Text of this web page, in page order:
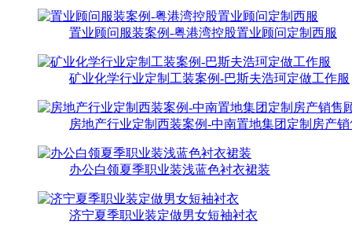
置业顾问服装案例-粤港湾控股置业顾问定制西服
矿业化学行业定制工装案例-巴斯夫浩珂定做工作服
房地产行业定制西装案例-中南置地集团定制房产
办公白领夏季职业装浅蓝色衬衣裙装
济宁夏季职业装定做男女短袖衬衣